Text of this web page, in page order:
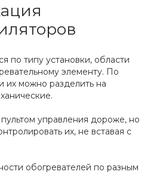
по типу установки, области
элементу. По
их можно разделить на
управления дороже, но
их, не вставая с
обогревателей по разным